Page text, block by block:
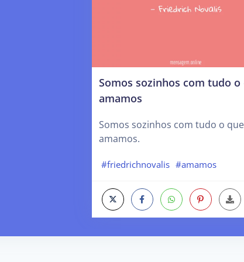
Somos sozinhos com tudo o
amamos
Somos sozinhos com tudo o que
amamos.
#friedrichnovalis #amamos